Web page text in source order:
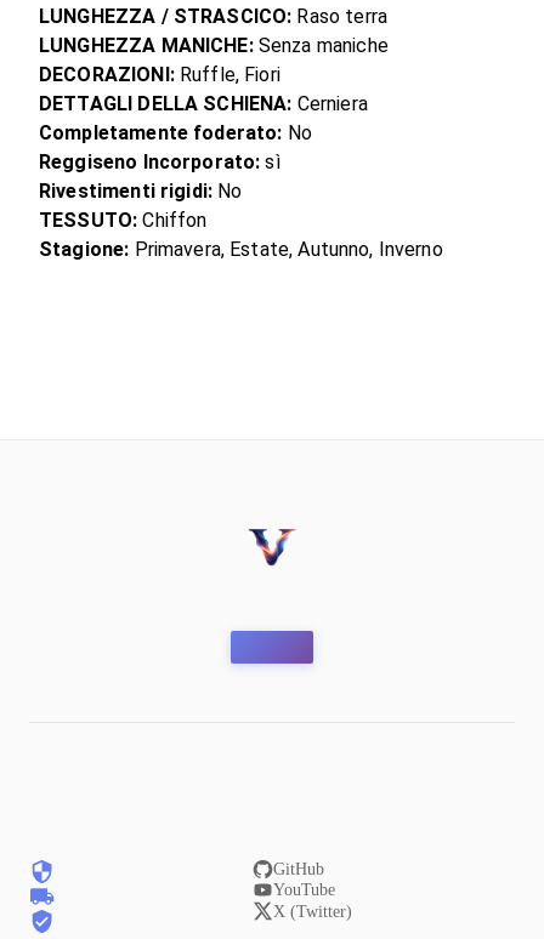
LUNGHEZZA / STRASCICO: Raso terra
LUNGHEZZA MANICHE:Senza maniche
DECORAZIONI:Ruffle, Fiori
DETTAGLI DELLA SCHIENA: Cerniera
Completamente foderato: No
Reggiseno Incorporato: sì
Rivestimenti rigidi: No
TESSUTO: Chiffon
Stagione: Primavera, Estate, Autunno, Inverno
GitHub
YouTube
X (Twitter)